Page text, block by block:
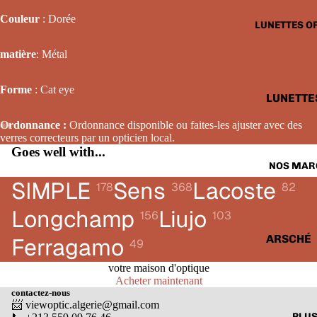
LUNETTES
HOMME
FEMME
NOS
ARSCHÉ
CARTIER
Couleur : Dorée
matière: Métal
Forme : Cat eye
Ordonnance : Ordonnance disponible ou faites-les ajuster avec des
verres correcteurs par un opticien local.
Goes well with...
SIMPLE 178Sens 368Lacoste 82
Longchamp 156Liujo 103
Ferragamo 49
votre maison d'optique
Acheter maintenant
contactez-nous
📨 viewoptic.algerie@gmail.com